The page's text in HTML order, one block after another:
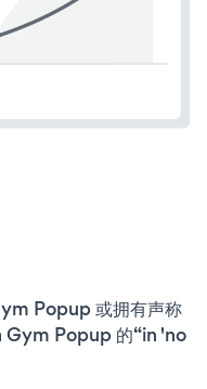
Popup 或拥有声称
Popup 的“in 'no